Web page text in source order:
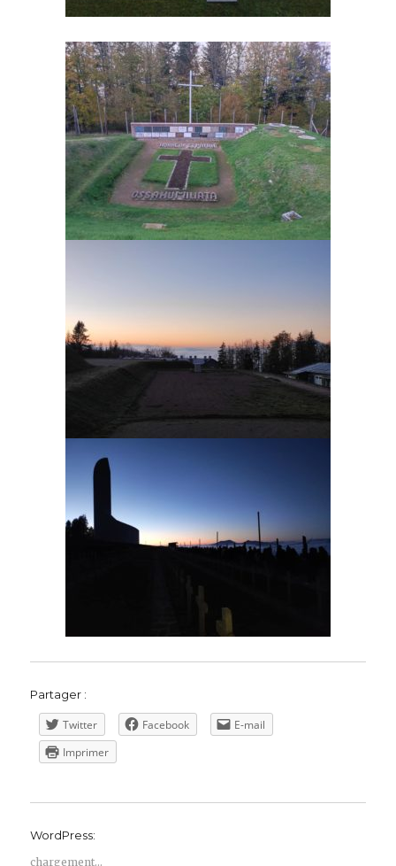
Partager :
Twitter Facebook
E-mail
Imprimer
WordPress:
chargement…